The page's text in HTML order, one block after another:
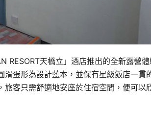
RESORT天橋立」酒店推出的全新露營
蛋形為設計藍本，並保有星級飯店一貫
客只需舒適地安座於住宿空間，便可以